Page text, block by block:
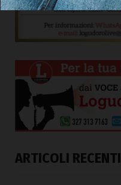
ARTICOLI RECENTI